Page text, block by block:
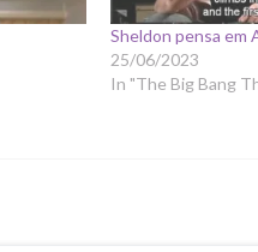
Sheldon pensa em
25/06/2023
In "The Big Bang